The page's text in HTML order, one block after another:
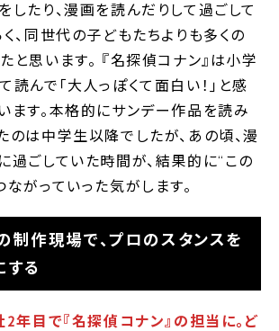
したり、漫画を読んだりして過ごして
く、同世代の子どもたちよりも多くの
と思います。 『名探偵コナン』は小学
読んで｢大人っぽくて面白い！｣と感
ます。本格的にサンデー作品を読み
のは中学生以降でしたが、あの頃、漫
過ごしていた時間が、結果的に“この
がっていった気がします。
制作現場で、プロのスタンスを
する
年目で『名探偵コナン』の担当に。ど